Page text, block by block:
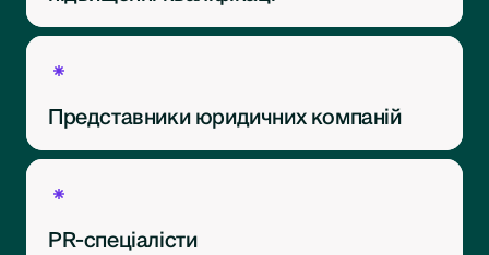
Представники юридичних компаній
PR-спеціалісти